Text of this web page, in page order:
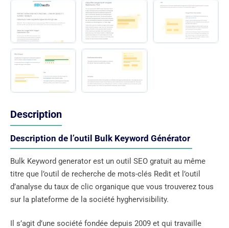
Description
Description de l’outil Bulk Keyword Générator
Bulk Keyword generator est un outil SEO gratuit au même
titre que l’outil de recherche de mots-clés Redit et l’outil
d’analyse du taux de clic organique que vous trouverez tous
sur la plateforme de la société hyghervisibility.
Il s’agit d’une société fondée depuis 2009 et qui travaille